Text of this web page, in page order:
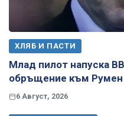
ХЛЯБ И ПАСТИ
Млад пилот напуска
обръщение към Румен
6 Август, 2026